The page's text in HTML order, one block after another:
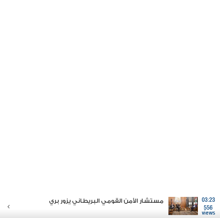
03:23
556
views
مستشار الأمن القومي البريطاني يزور بري